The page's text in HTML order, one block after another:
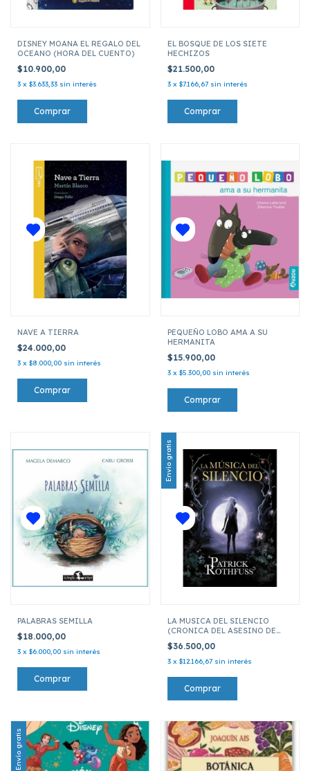
DISNEY MOANA EL REGALO DEL
OCEANO (HORA DEL CUENTO)
$10.900,00
3 x $3.633,33 sin interés
EL BOSQUE DE LOS SIETE
HECHIZOS
$21.500,00
3 x $7.166,67 sin interés
NAVE A TIERRA
$24.000,00
3 x $8.000,00 sin interés
PEQUEÑO LOBO AMA A SU
HERMANITA
$15.900,00
3 x $5.300,00 sin interés
PALABRAS SEMILLA
$18.000,00
3 x $6.000,00 sin interés
Envío gratis
LA MUSICA DEL SILENCIO
(CRONICA DEL ASESINO DE
$36.500,00
3 x $12.166,67 sin interés
Envío gratis